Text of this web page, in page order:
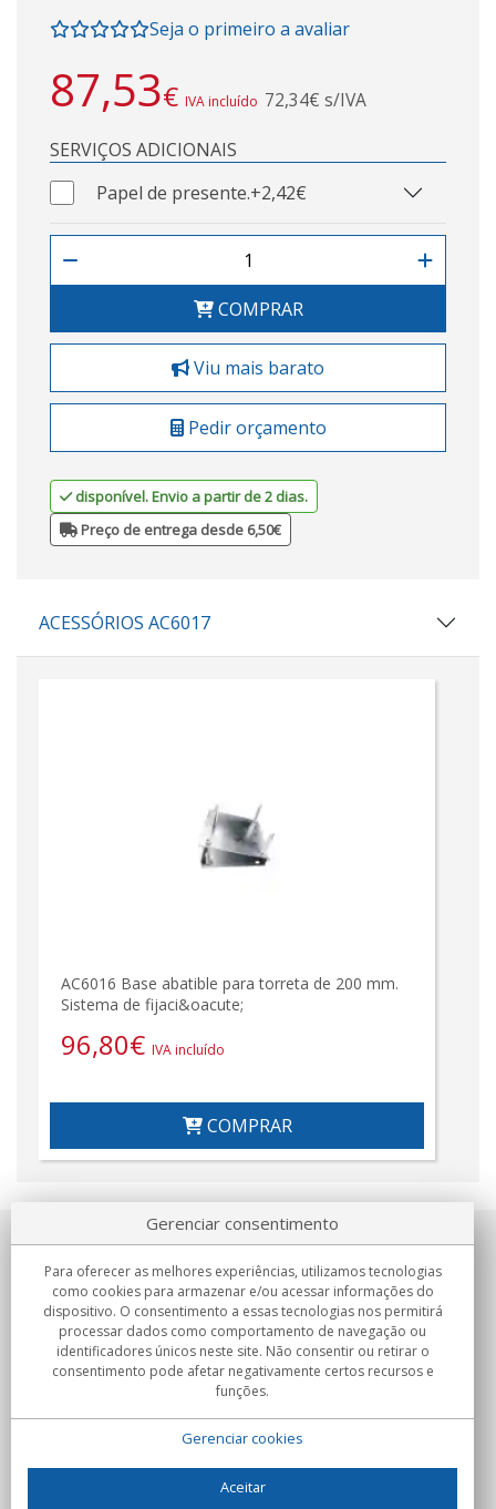
Seja o primeiro a avaliar
87,53€ IVA incluído 72,34€ s/IVA
SERVIÇOS ADICIONAIS
Papel de presente.+2,42€
COMPRAR
Viu mais barato
Pedir orçamento
disponível. Envio a partir de 2 dias.
Preço de entrega desde 6,50€
ACESSÓRIOS AC6017
AC6016 Base abatible para torreta de 200 mm.
Sistema de fijaci&oacute;
96,80€ IVA incluído
COMPRAR
Sobre nosotros
Compromissos
Compras
Gerenciar consentimento
Para oferecer as melhores experiências, utilizamos tecnologias
como cookies para armazenar e/ou acessar informações do
dispositivo. O consentimento a essas tecnologias nos permitirá
processar dados como comportamento de navegação ou
identificadores únicos neste site. Não consentir ou retirar o
consentimento pode afetar negativamente certos recursos e
funções.
Gerenciar cookies
Aceitar